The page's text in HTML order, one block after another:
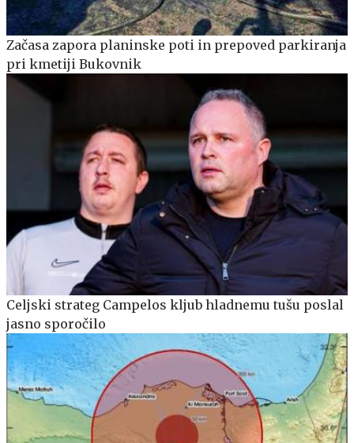
Začasa zapora planinske poti in prepoved parkiranja
pri kmetiji Bukovnik
Celjski strateg Campelos kljub hladnemu tušu poslal
jasno sporočilo